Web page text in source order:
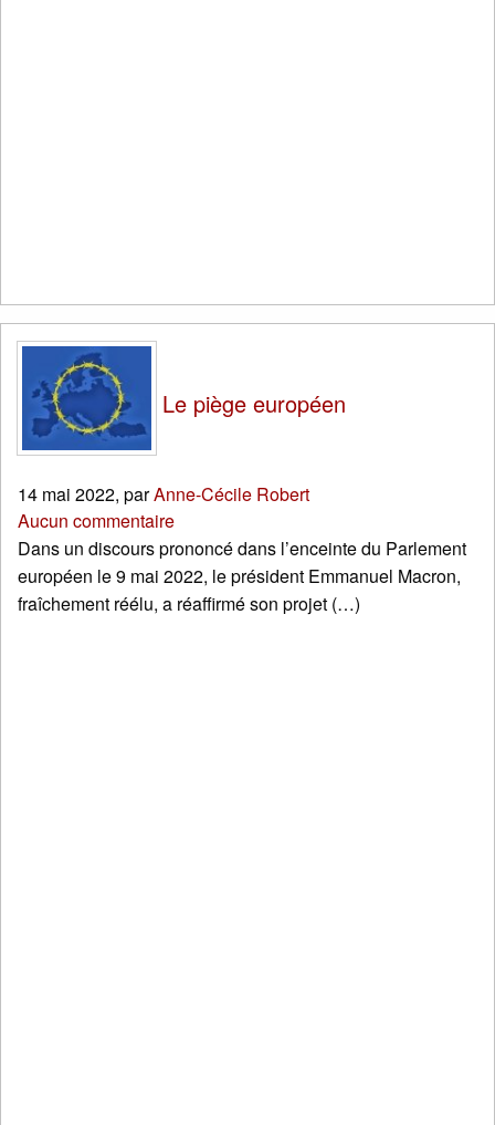
Le piège européen
14 mai 2022, parAnne-Cécile Robert
Aucun commentaire
Dans un discours prononcé dans l’enceinte du Parlement
européen le 9 mai 2022, le président Emmanuel Macron,
fraîchement réélu, a réaffirmé son projet (…)